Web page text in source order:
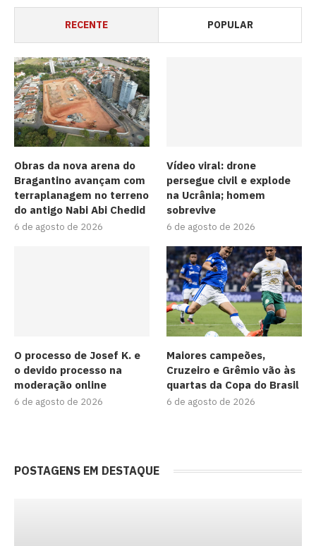
RECENTE POPULAR
Obras da nova arena do
Bragantino avançam com
terraplanagem no terreno
do antigo Nabi Abi Chedid
6 de agosto de 2026
Vídeo viral: drone
persegue civil e explode
na Ucrânia; homem
sobrevive
6 de agosto de 2026
O processo de Josef K. e
o devido processo na
moderação online
6 de agosto de 2026
Maiores campeões,
Cruzeiro e Grêmio vão às
quartas da Copa do Brasil
6 de agosto de 2026
POSTAGENS EM DESTAQUE